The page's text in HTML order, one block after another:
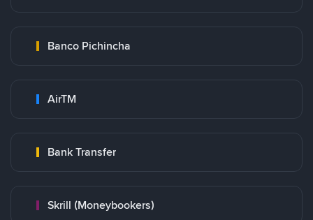
Banco Pichincha
AirTM
Bank Transfer
Skrill (Moneybookers)